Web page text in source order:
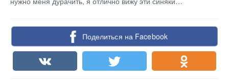
Поделиться на Facebook